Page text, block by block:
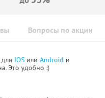
Вопросы по акции
IOS или Android и
Это удобно :)